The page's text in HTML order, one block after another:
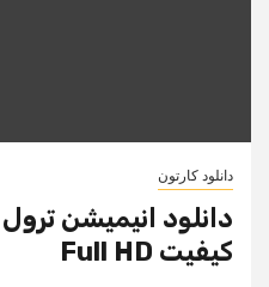
دانلود کارتون
کیفیت Full HD